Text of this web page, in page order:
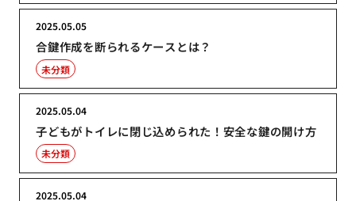
合鍵作成を断られるケースとは？
2025.05.05
未分類
子どもがトイレに閉じ込められた！安全な鍵の開け方
2025.05.04
未分類
2025.05.04